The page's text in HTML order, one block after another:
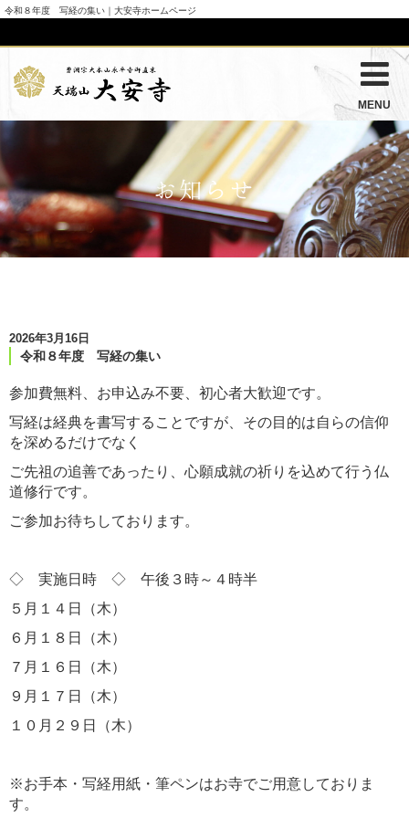
令和８年度 写経の集い｜大安寺ホームページ
MENU
お知らせ
2026年3月16日
令和８年度 写経の集い
参加費無料、お申込み不要、初心者大歓迎です。
写経は経典を書写することですが、その目的は自らの信仰
を深めるだけでなく
ご先祖の追善であったり、心願成就の祈りを込めて行う仏
道修行です。
ご参加お待ちしております。
◇ 実施日時 ◇ 午後３時～４時半
５月１４日（木）
６月１８日（木）
７月１６日（木）
９月１７日（木）
１０月２９日（木）
※お手本・写経用紙・筆ペンはお寺でご用意しておりま
す。